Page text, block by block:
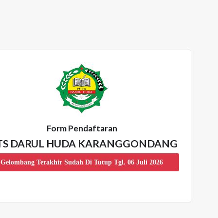
Form Pendaftaran
DARUL HUDA KARANGGONDANG
Gelombang Terakhir Sudah Di Tutup Tgl. 06 Juli 2026